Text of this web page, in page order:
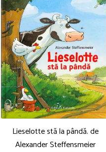
Lieselotte stă la pândă. de
Alexander Steffensmeier